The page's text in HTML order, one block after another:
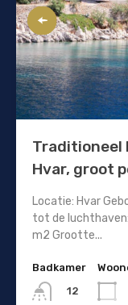
Traditioneel
Hvar, groot
Locatie: Hvar
tot de
m2 Grootte...
Badkamer
12